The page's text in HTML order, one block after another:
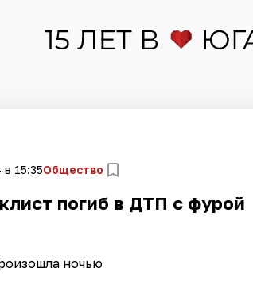
в 15:35Общество
погиб в ДТП с фурой
ночью